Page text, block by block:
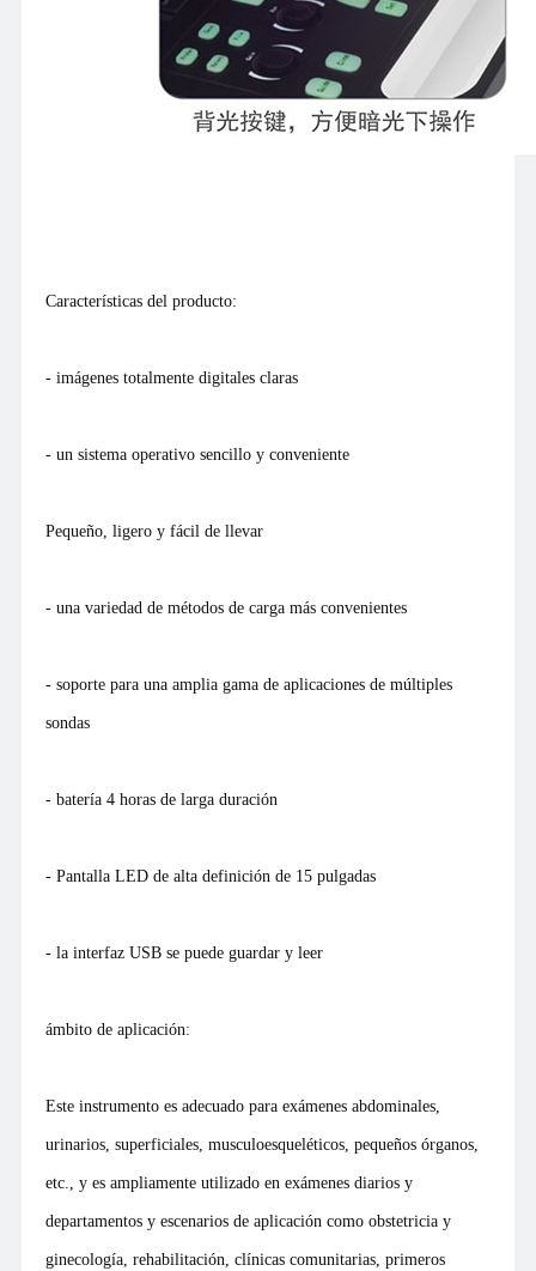
Características del producto:
- imágenes totalmente digitales claras
- un sistema operativo sencillo y conveniente
Pequeño, ligero y fácil de llevar
- una variedad de métodos de carga más convenientes
- soporte para una amplia gama de aplicaciones de múltiples
sondas
- batería 4 horas de larga duración
- Pantalla LED de alta definición de 15 pulgadas
- la interfaz USB se puede guardar y leer
ámbito de aplicación:
Este instrumento es adecuado para exámenes abdominales,
urinarios, superficiales, musculoesqueléticos, pequeños órganos,
etc., y es ampliamente utilizado en exámenes diarios y
departamentos y escenarios de aplicación como obstetricia y
ginecología, rehabilitación, clínicas comunitarias, primeros